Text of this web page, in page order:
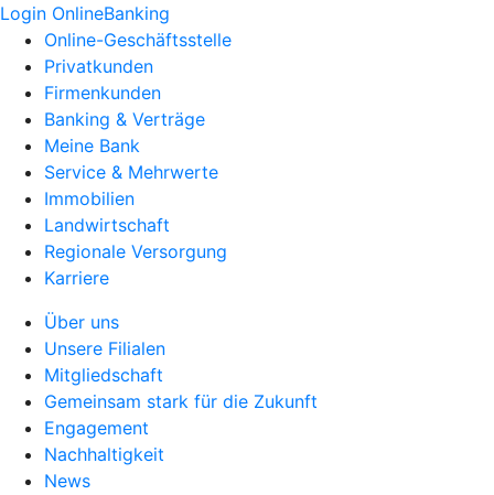
Login OnlineBanking
Online-Geschäftsstelle
Privatkunden
Firmenkunden
Banking & Verträge
Meine Bank
Service & Mehrwerte
Immobilien
Landwirtschaft
Regionale Versorgung
Karriere
Über uns
Unsere Filialen
Mitgliedschaft
Gemeinsam stark für die Zukunft
Engagement
Nachhaltigkeit
News